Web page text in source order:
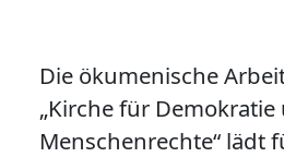
Die ökumenische
„Kirche für Demokratie
Menschenrechte“ lädt